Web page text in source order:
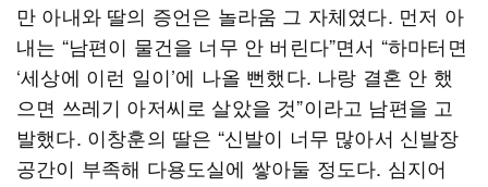
만 아내와 딸의 증언은 놀라움 그 자체였다. 먼저 아
내는 “남편이 물건을 너무 안 버린다”면서 “하마터면
‘세상에 이런 일이’에 나올 뻔했다. 나랑 결혼 안 했
으면 쓰레기 아저씨로 살았을 것”이라고 남편을 고
발했다. 이창훈의 딸은 “신발이 너무 많아서 신발장
공간이 부족해 다용도실에 쌓아둘 정도다. 심지어